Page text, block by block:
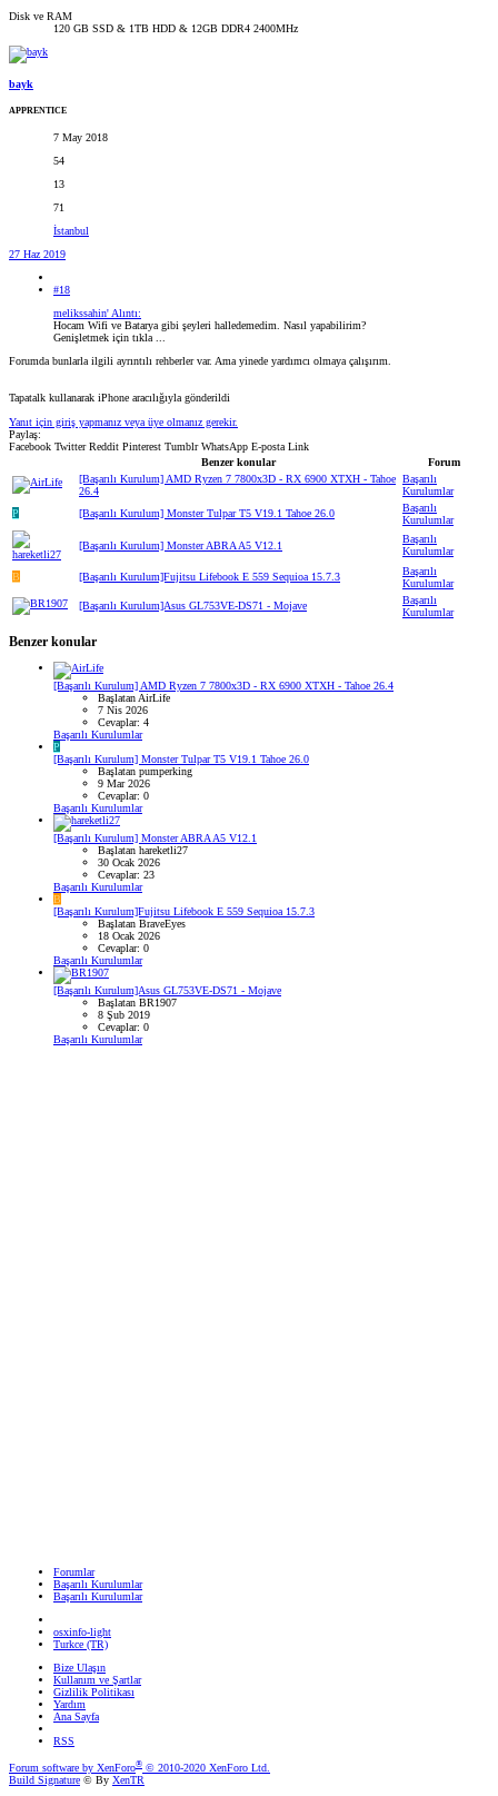
Disk ve RAM
120 GB SSD & 1TB HDD & 12GB DDR4 2400MHz
bayk
APPRENTICE
7 May 2018
54
13
71
İstanbul
27 Haz 2019
#18
melikssahin' Alıntı:
Hocam Wifi ve Batarya gibi şeyleri halledemedim. Nasıl yapabilirim?
Genişletmek için tıkla ...
Forumda bunlarla ilgili ayrıntılı rehberler var. Ama yinede yardımcı olmaya çalışırım.
Tapatalk kullanarak iPhone aracılığıyla gönderildi
Yanıt için giriş yapmanız veya üye olmanız gerekir.
Paylaş:
Facebook Twitter Reddit Pinterest Tumblr WhatsApp E-posta Link
Benzer konular
Forum
[Başarılı Kurulum] AMD Ryzen 7 7800x3D - RX 6900 XTXH - Tahoe
26.4
Başarılı
Kurulumlar
P
[Başarılı Kurulum] Monster Tulpar T5 V19.1 Tahoe 26.0
Başarılı
Kurulumlar
[Başarılı Kurulum] Monster ABRA A5 V12.1
Başarılı
Kurulumlar
B [Başarılı Kurulum]Fujitsu Lifebook E 559 Sequioa 15.7.3
Başarılı
Kurulumlar
[Başarılı Kurulum]Asus GL753VE-DS71 - Mojave
Başarılı
Kurulumlar
Benzer konular
[Başarılı Kurulum] AMD Ryzen 7 7800x3D - RX 6900 XTXH - Tahoe 26.4
Başlatan AirLife
7 Nis 2026
Cevaplar: 4
Başarılı Kurulumlar
P
[Başarılı Kurulum] Monster Tulpar T5 V19.1 Tahoe 26.0
Başlatan pumperking
9 Mar 2026
Cevaplar: 0
Başarılı Kurulumlar
[Başarılı Kurulum] Monster ABRA A5 V12.1
Başlatan hareketli27
30 Ocak 2026
Cevaplar: 23
Başarılı Kurulumlar
B
[Başarılı Kurulum]Fujitsu Lifebook E 559 Sequioa 15.7.3
Başlatan BraveEyes
18 Ocak 2026
Cevaplar: 0
Başarılı Kurulumlar
[Başarılı Kurulum]Asus GL753VE-DS71 - Mojave
Başlatan BR1907
8 Şub 2019
Cevaplar: 0
Başarılı Kurulumlar
Forumlar
Başarılı Kurulumlar
Başarılı Kurulumlar
osxinfo-light
Turkce (TR)
Bize Ulaşın
Kullanım ve Şartlar
Gizlilik Politikası
Yardım
Ana Sayfa
RSS
Forum software by XenForo® © 2010-2020 XenForo Ltd.
Build Signature © By XenTR